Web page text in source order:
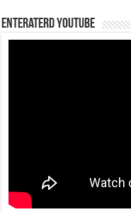
EnterateRD YOUTUBE